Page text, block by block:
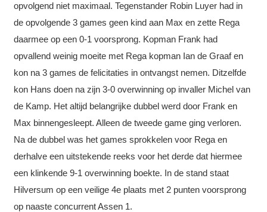
opvolgend niet maximaal. Tegenstander Robin Luyer had in
de opvolgende 3 games geen kind aan Max en zette Rega
daarmee op een 0-1 voorsprong. Kopman Frank had
opvallend weinig moeite met Rega kopman Ian de Graaf en
kon na 3 games de felicitaties in ontvangst nemen. Ditzelfde
kon Hans doen na zijn 3-0 overwinning op invaller Michel van
de Kamp. Het altijd belangrijke dubbel werd door Frank en
Max binnengesleept. Alleen de tweede game ging verloren.
Na de dubbel was het games sprokkelen voor Rega en
derhalve een uitstekende reeks voor het derde dat hiermee
een klinkende 9-1 overwinning boekte. In de stand staat
Hilversum op een veilige 4e plaats met 2 punten voorsprong
op naaste concurrent Assen 1.